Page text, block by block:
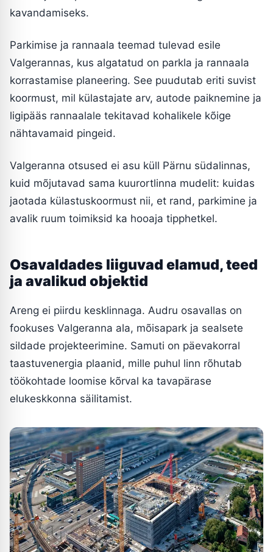
kavandamiseks.
Parkimise ja rannaala teemad tulevad esile
Valgerannas, kus algatatud on parkla ja rannaala
korrastamise planeering. See puudutab eriti suvist
koormust, mil külastajate arv, autode paiknemine ja
ligipääs rannaalale tekitavad kohalikele kõige
nähtavamaid pingeid.
Valgeranna otsused ei asu küll Pärnu südalinnas,
kuid mõjutavad sama kuurortlinna mudelit: kuidas
jaotada külastuskoormust nii, et rand, parkimine ja
avalik ruum toimiksid ka hooaja tipphetkel.
Osavaldades liiguvad elamud, teed
ja avalikud objektid
Areng ei piirdu kesklinnaga. Audru osavallas on
fookuses Valgeranna ala, mõisapark ja sealsete
sildade projekteerimine. Samuti on päevakorral
taastuvenergia plaanid, mille puhul linn rõhutab
töökohtade loomise kõrval ka tavapärase
elukeskkonna säilitamist.